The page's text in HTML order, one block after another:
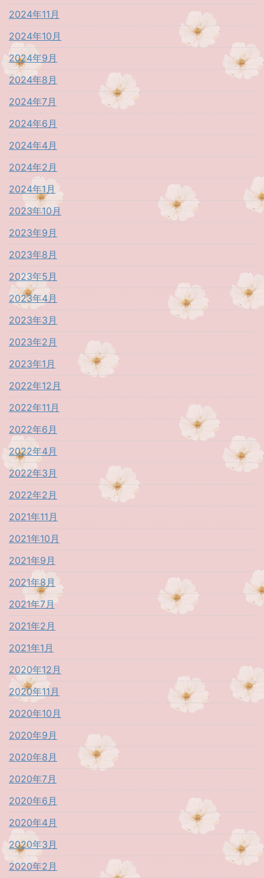
2024年11月
2024年10月
2024年9月
2024年8月
2024年7月
2024年6月
2024年4月
2024年2月
2024年1月
2023年10月
2023年9月
2023年8月
2023年5月
2023年4月
2023年3月
2023年2月
2023年1月
2022年12月
2022年11月
2022年6月
2022年4月
2022年3月
2022年2月
2021年11月
2021年10月
2021年9月
2021年8月
2021年7月
2021年2月
2021年1月
2020年12月
2020年11月
2020年10月
2020年9月
2020年8月
2020年7月
2020年6月
2020年4月
2020年3月
2020年2月